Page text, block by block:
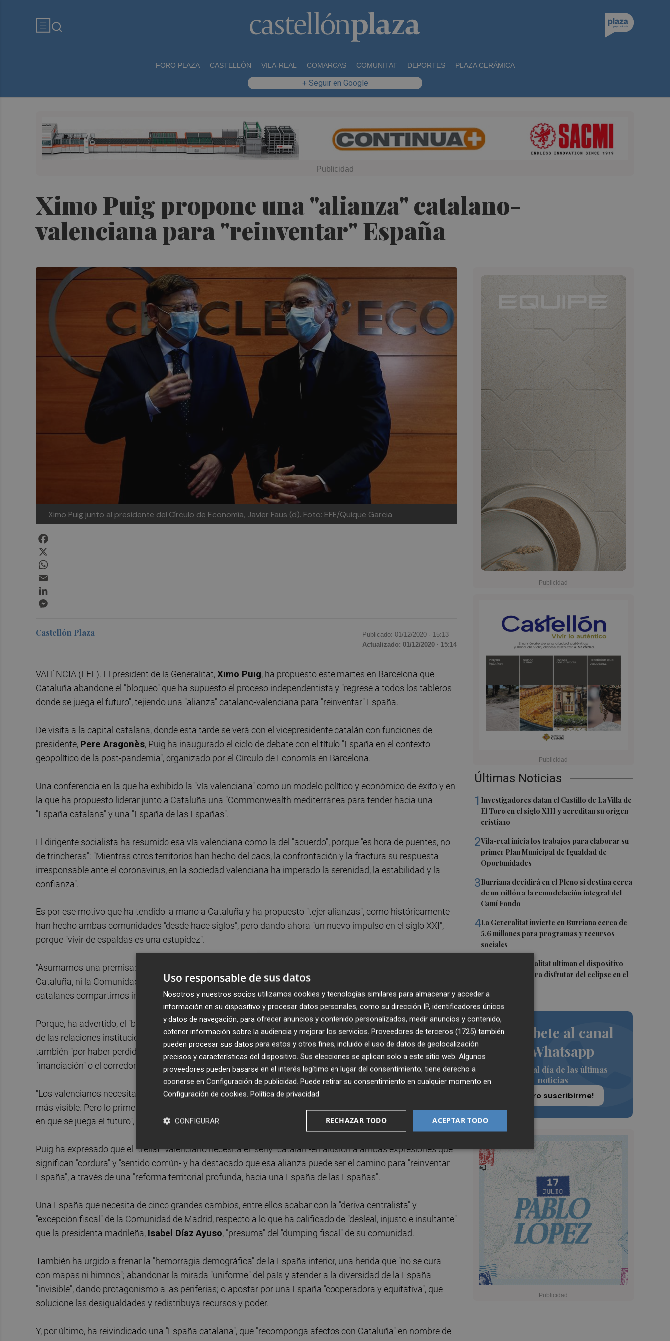
FORO PLAZA CASTELLÓN VILA-REAL COMARCAS COMUNITAT DEPORTES PLAZA CERÁMICA
+ Seguir en Google
Ximo Puig propone una "alianza" catalano-
valenciana para "reinventar" España
Ximo Puig junto al presidente del Círculo de Economía, Javier Faus (d). Foto: EFE/Quique Garcia
Últimas Noticias
1 Investigadores datan el Castillo de La Villa de
El Toro en el siglo XIII y acreditan su origen
cristiano
2Vila-real inicia los trabajos para elaborar su
primer Plan Municipal de Igualdad de
Oportunidades
3Burriana decidirá en el Pleno si destina cerca
de un millón a la remodelación integral del
Camí Fondo
4La Generalitat invierte en Burriana cerca de
5,6 millones para programas y recursos
sociales
Onda y la Generalitat ultiman el dispositivo
de seguridad para disfrutar del eclipse en el
Suscríbete al canal
de Whatsapp
Siempre al día de las últimas
noticias
¡Quiero suscribirme!
Castellón Plaza Publicado: 01/12/2020 · 15:13
Actualizado: 01/12/2020 · 15:14
VALÈNCIA (EFE). El president de la Generalitat,Ximo Puig, ha propuesto este martes en Barcelona que
Cataluña abandone el "bloqueo" que ha supuesto el proceso independentista y "regrese a todos los tableros
donde se juega el futuro", tejiendo una "alianza" catalano-valenciana para "reinventar" España.
De visita a la capital catalana, donde esta tarde se verá con el vicepresidente catalán con funciones de
presidente, Pere Aragonès, Puig ha inaugurado el ciclo de debate con el título "España en el contexto
geopolítico de la post-pandemia", organizado por el Círculo de Economía en Barcelona.
Una conferencia en la que ha exhibido la "vía valenciana" como un modelo político y económico de éxito y en
la que ha propuesto liderar junto a Cataluña una "Commonwealth mediterránea para tender hacia una
"España catalana" y una "España de las Españas".
El dirigente socialista ha resumido esa vía valenciana como la del "acuerdo", porque "es hora de puentes, no
de trincheras": "Mientras otros territorios han hecho del caos, la confrontación y la fractura su respuesta
irresponsable ante el coronavirus, en la sociedad valenciana ha imperado la serenidad, la estabilidad y la
confianza".
Es por ese motivo que ha tendido la mano a Cataluña y ha propuesto "tejer alianzas", como históricamente
han hecho ambas comunidades "desde hace siglos", pero dando ahora "un nuevo impulso en el siglo XXI",
porque "vivir de espaldas es una estupidez".
"Asumamos una premisa: que nadie puede defender sus intereses en Europa de forma individual, ni
Cataluña, ni la Comunidad Valenciana, ni Madrid, aunque sus élites piensen lo contrario. Valencianos y
catalanes compartimos intereses y retos en España y Europa, en una economía global", ha señalado.
Porque, ha advertido, el "bloqueo catalán" del proceso independentista ha supuesto la "desaparición práctica
de las relaciones institucionales" entre ambas comunidades, algo que la suya "vive con dolor" emocional,
también "por haber perdido desde hace años un aliado fundamental en la petición de un nuevo sistema de
financiación" o el corredor mediterráneo.
"Los valencianos necesitamos una Cataluña fuerte y los catalanes necesitan un país de los valencianos
más visible. Pero lo primero que urge, desde el máximo respeto, es que Cataluña vuelva a todos los tableros
en que se juega el futuro", ha apuntado.
Puig ha expresado que el "trellat" valenciano necesita el "seny" catalán -en alusión a ambas expresiones que
significan "cordura" y "sentido común- y ha destacado que esa alianza puede ser el camino para "reinventar
España", a través de una "reforma territorial profunda, hacia una España de las Españas".
Una España que necesita de cinco grandes cambios, entre ellos acabar con la "deriva centralista" y
"excepción fiscal" de la Comunidad de Madrid, respecto a lo que ha calificado de "desleal, injusto e insultante"
que la presidenta madrileña, Isabel Díaz Ayuso, "presuma" del "dumping fiscal" de su comunidad.
También ha urgido a frenar la "hemorragia demográfica" de la España interior, una herida que "no se cura
con mapas ni himnos"; abandonar la mirada "uniforme" del país y atender a la diversidad de la España
"invisible", dando protagonismo a las periferias; o apostar por una España "cooperadora y equitativa", que
solucione las desigualdades y redistribuya recursos y poder.
Y, por último, ha reivindicado una "España catalana", que "recomponga afectos con Cataluña" en nombre de
Uso responsable de sus datos
Nosotros y nuestros socios utilizamos cookies y tecnologías similares para almacenar y acceder a
información en su dispositivo y procesar datos personales, como su dirección IP, identificadores únicos
y datos de navegación, para ofrecer anuncios y contenido personalizados, medir anuncios y contenido,
obtener información sobre la audiencia y mejorar los servicios. Proveedores de terceros (1725) también
pueden procesar sus datos para estos y otros fines, incluido el uso de datos de geolocalización
precisos y características del dispositivo. Sus elecciones se aplican solo a este sitio web. Algunos
proveedores pueden basarse en el interés legítimo en lugar del consentimiento; tiene derecho a
oponerse en Configuración de publicidad. Puede retirar su consentimiento en cualquier momento en
Configuración de cookies. Política de privacidad
ACEPTAR TODO
RECHAZAR TODO
CONFIGURAR